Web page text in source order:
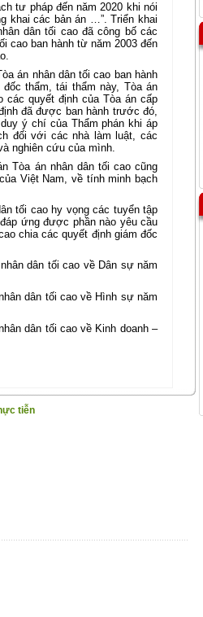
tư pháp đến năm 2020 khi nói
khai các bản án …”. Triển khai
dân tối cao đã công bố các
cao ban hành từ năm 2003 đến
án nhân dân tối cao ban hành
thẩm, tái thẩm này, Tòa án
các quyết định của Tòa án cấp
đã được ban hành trước đó,
ý chí của Thẩm phán khi áp
đối với các nhà làm luật, các
nghiên cứu của mình.
Tòa án nhân dân tối cao cũng
Việt Nam, về tính minh bạch
tối cao hy vọng các tuyển tập
ứng được phần nào yêu cầu
chia các quyết định giám đốc
dân tối cao về Dân sự năm
dân tối cao về Hình sự năm
dân tối cao về Kinh doanh –
tiễn